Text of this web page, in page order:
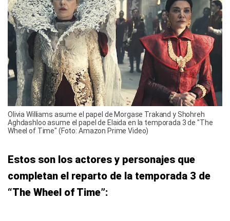
Olivia Williams asume el papel de Morgase Trakand y Shohreh
Aghdashloo asume el papel de Elaida en la temporada 3 de "The
Wheel of Time" (Foto: Amazon Prime Video)
Estos son los actores y personajes que
completan el reparto de la temporada 3 de
“The Wheel of Time”: